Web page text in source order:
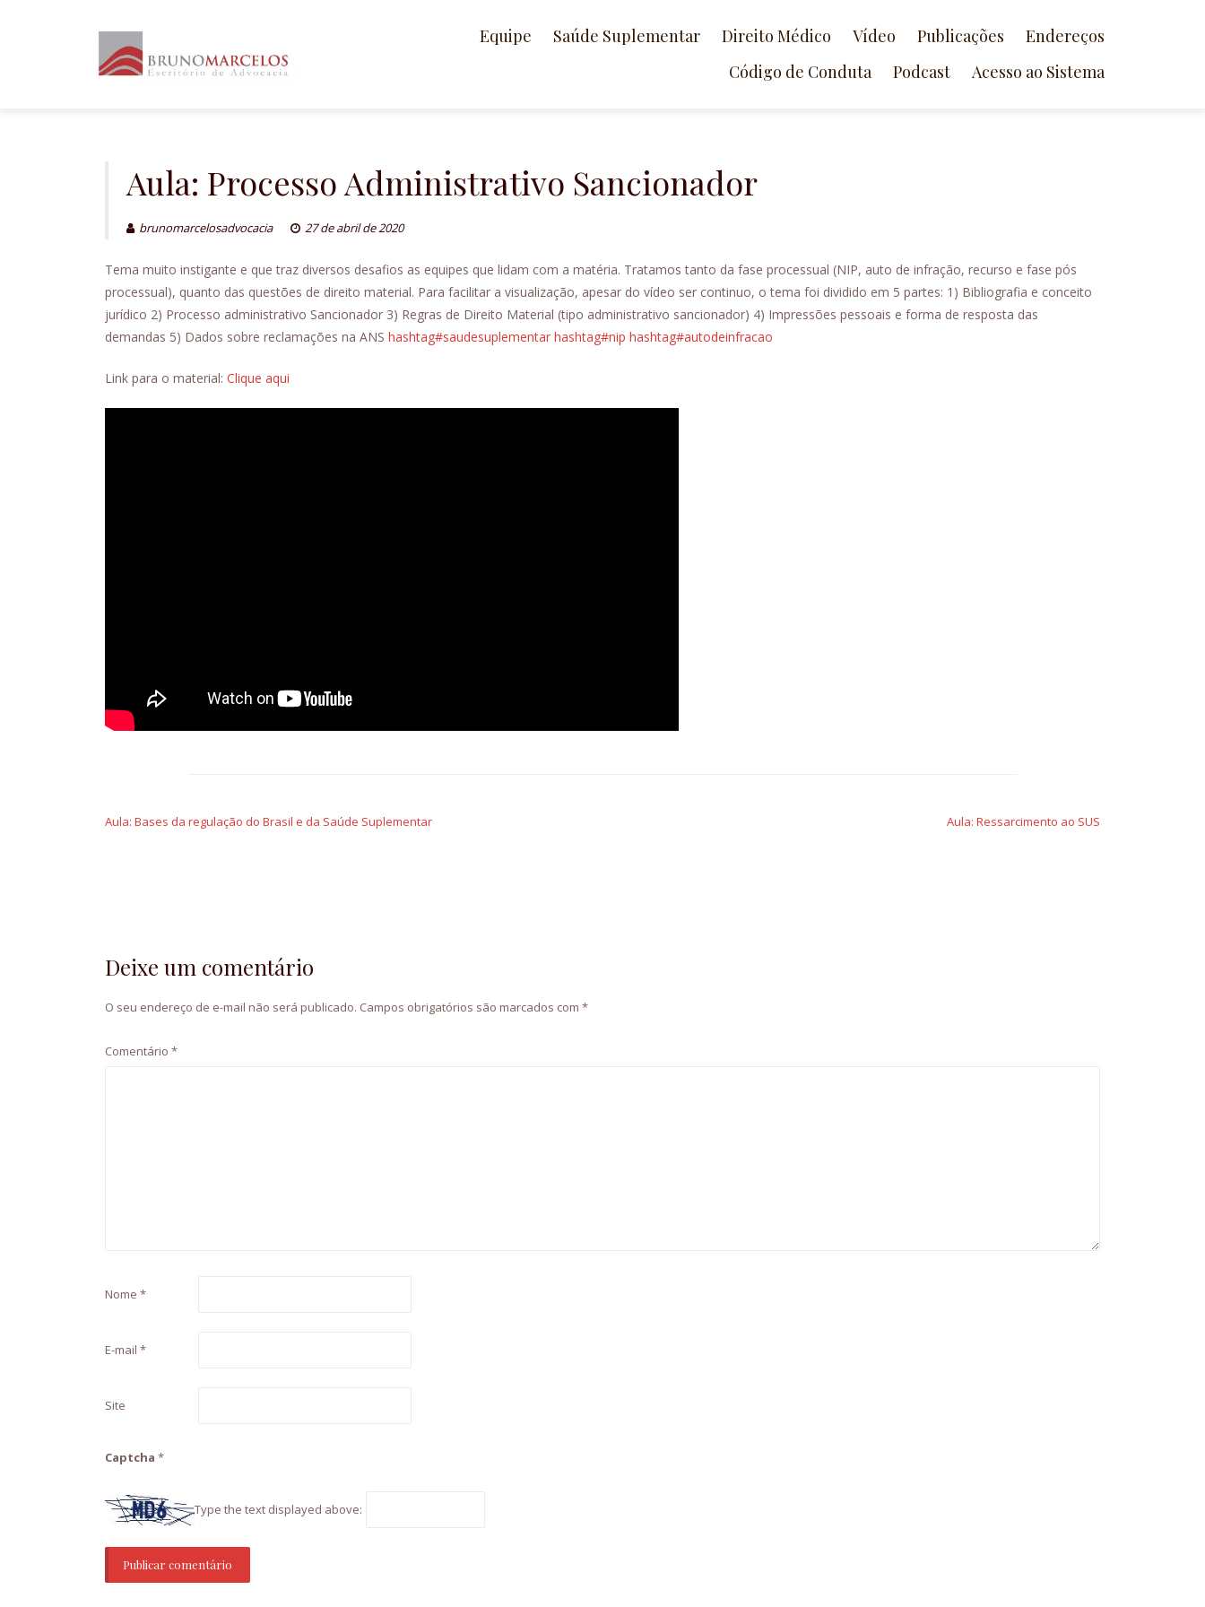
Equipe Saúde Suplementar Direito Médico Vídeo Publicações
Endereços
Código de Conduta
Podcast Acesso ao Sistema
Aula: Processo Administrativo Sancionador
brunomarcelosadvocacia 27 de abril de 2020
Tema muito instigante e que traz diversos desafios as equipes que lidam com a matéria. Tratamos tanto da fase processual (NIP, auto de infração, recurso e fase pós
processual), quanto das questões de direito material. Para facilitar a visualização, apesar do vídeo ser continuo, o tema foi dividido em 5 partes: 1) Bibliografia e conceito
jurídico 2) Processo administrativo Sancionador 3) Regras de Direito Material (tipo administrativo sancionador) 4) Impressões pessoais e forma de resposta das
demandas 5) Dados sobre reclamações na ANS hashtag#saudesuplementar hashtag#nip hashtag#autodeinfracao
Link para o material: Clique aqui
de
Aula: Bases da regulação do Brasil e da Saúde Suplementar Aula: Ressarcimento ao SUS
Deixe um comentário
O seu endereço de e-mail não será publicado. Campos obrigatórios são marcados com *
Comentário *
Nome *
E-mail *
Site
Captcha *
Type the text displayed above: